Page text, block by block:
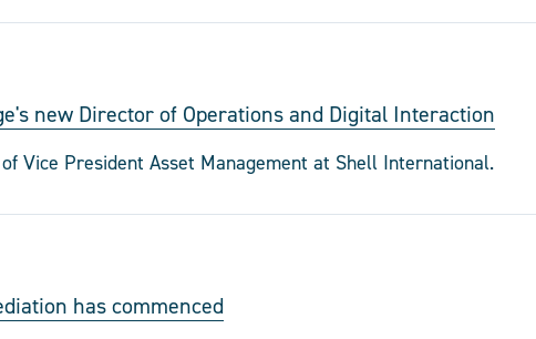
new Director of Operations and Digital Interaction
Vice President Asset Management at Shell International.
has commenced